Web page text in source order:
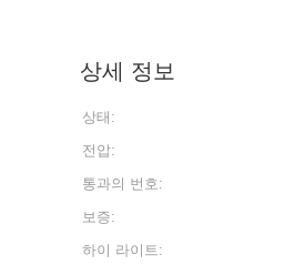
상세 정보
상태:
전압:
통과의 번호:
보증:
하이 라이트: